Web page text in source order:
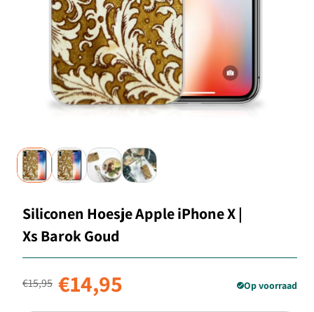
Siliconen Hoesje Apple iPhone X |
Xs Barok Goud
Normale prijs
€15,95
Aanbiedingsprijs
€14,95 Op voorraad